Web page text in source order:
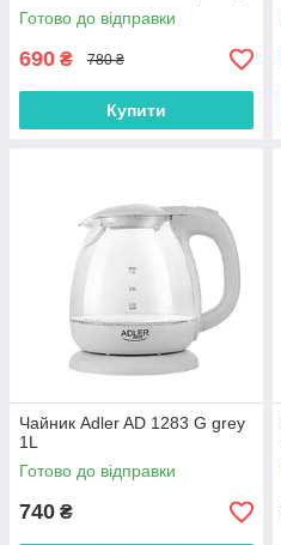
Готово до відправки
690 ₴ 780 ₴
Купити
Чайник Adler AD 1283 G grey
1L
Готово до відправки
740 ₴